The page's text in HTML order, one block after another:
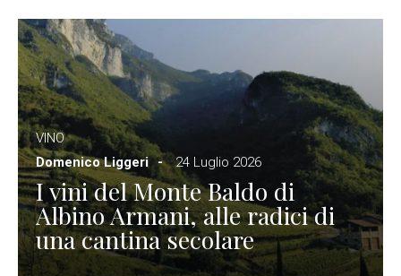
VINO
Domenico Liggeri
24 Luglio 2026
I vini del Monte Baldo di
Albino Armani, alle radici di
una cantina secolare